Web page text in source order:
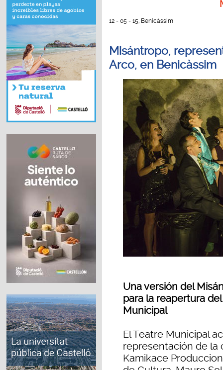
12 - 05 - 15, Benicàssim
Misántropo,
Arco, en Benicàssim
Una versión del
para la reapertura
Municipal
El Teatre Municipal
representación de la
Kamikace